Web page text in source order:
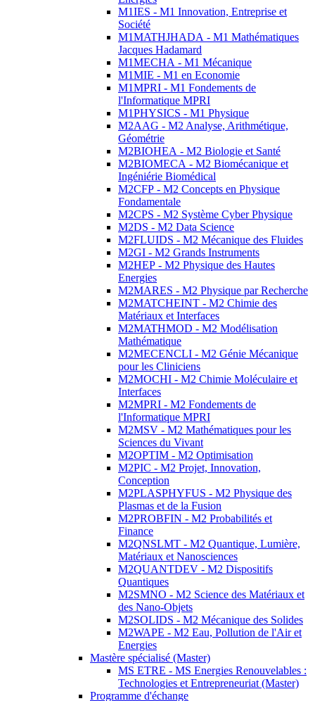
M1IES - M1 Innovation, Entreprise et
Société
M1MATHJHADA - M1 Mathématiques
Jacques Hadamard
M1MECHA - M1 Mécanique
M1MIE - M1 en Economie
M1MPRI - M1 Fondements de
l'Informatique MPRI
M1PHYSICS - M1 Physique
M2AAG - M2 Analyse, Arithmétique,
Géométrie
M2BIOHEA - M2 Biologie et Santé
M2BIOMECA - M2 Biomécanique et
Ingéniérie Biomédical
M2CFP - M2 Concepts en Physique
Fondamentale
M2CPS - M2 Système Cyber Physique
M2DS - M2 Data Science
M2FLUIDS - M2 Mécanique des Fluides
M2GI - M2 Grands Instruments
M2HEP - M2 Physique des Hautes
Energies
M2MARES - M2 Physique par Recherche
M2MATCHEINT - M2 Chimie des
Matériaux et Interfaces
M2MATHMOD - M2 Modélisation
Mathématique
M2MECENCLI - M2 Génie Mécanique
pour les Cliniciens
M2MOCHI - M2 Chimie Moléculaire et
Interfaces
M2MPRI - M2 Fondements de
l'Informatique MPRI
M2MSV - M2 Mathématiques pour les
Sciences du Vivant
M2OPTIM - M2 Optimisation
M2PIC - M2 Projet, Innovation,
Conception
M2PLASPHYFUS - M2 Physique des
Plasmas et de la Fusion
M2PROBFIN - M2 Probabilités et
Finance
M2QNSLMT - M2 Quantique, Lumière,
Matériaux et Nanosciences
M2QUANTDEV - M2 Dispositifs
Quantiques
M2SMNO - M2 Science des Matériaux et
des Nano-Objets
M2SOLIDS - M2 Mécanique des Solides
M2WAPE - M2 Eau, Pollution de l'Air et
Energies
Mastère spécialisé (Master)
MS ETRE - MS Energies Renouvelables :
Technologies et Entrepreneuriat (Master)
Programme d'échange